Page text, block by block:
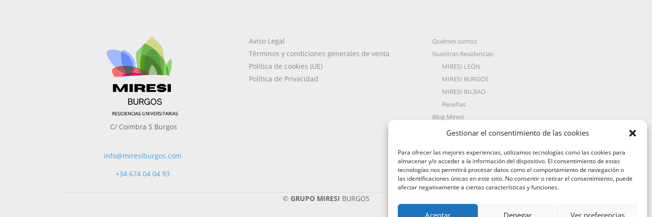
Gestionar el consentimiento de las cookies
Para ofrecer las mejores experiencias, utilizamos tecnologías como las cookies para
almacenar y/o acceder a la información del dispositivo. El consentimiento de estas
tecnologías nos permitirá procesar datos como el comportamiento de navegación o
las identificaciones únicas en este sitio. No consentir o retirar el consentimiento, puede
afectar negativamente a ciertas características y funciones.
Aceptar Denegar Ver preferencias
C/ Coimbra 5 Burgos
info@miresiburgos.com
+34 674 04 04 93
Aviso Legal
Términos y condiciones generales de venta
Política de cookies (UE)
Política de Privacidad
Quiénes somos
Nuestras Residencias
MIRESI LEÓN
MIRESI BURGOS
MIRESI BILBAO
Reseñas
Blog Miresi
Preguntas Frecuentes
Contacto
© GRUPO MIRESI BURGOS